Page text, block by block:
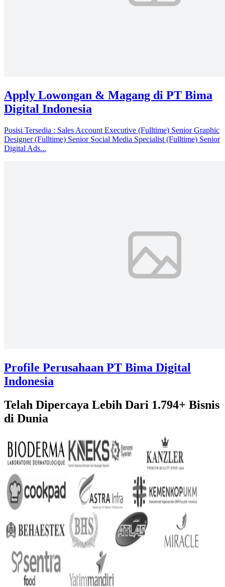
Apply Lowongan & Magang di PT Bima
Digital Indonesia
Posisi Tersedia : Sales Account Executive (Fulltime) Senior Graphic
Designer (Fulltime) Senior Social Media Specialist (Fulltime) Senior
Digital Ads...
Profile Perusahaan PT Bima Digital
Indonesia
Telah Dipercaya Lebih Dari 1.794+ Bisnis
di Dunia